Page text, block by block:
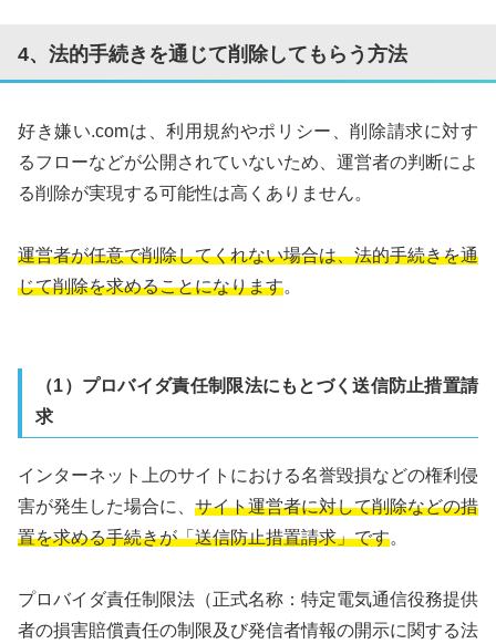
4、法的手続きを通じて削除してもらう方法
好き嫌い.comは、利用規約やポリシー、削除請求に対す
るフローなどが公開されていないため、運営者の判断によ
る削除が実現する可能性は高くありません。
運営者が任意で削除してくれない場合は、法的手続きを通
じて削除を求めることになります。
（1）プロバイダ責任制限法にもとづく送信防止措置請
求
インターネット上のサイトにおける名誉毀損などの権利侵
害が発生した場合に、 サイト運営者に対して削除などの措
置を求める手続きが「送信防止措置請求」です。
プロバイダ責任制限法（正式名称：特定電気通信役務提供
者の損害賠償責任の制限及び発信者情報の開示に関する法